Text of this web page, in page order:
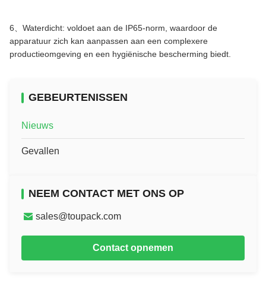
6、Waterdicht: voldoet aan de IP65-norm, waardoor de
apparatuur zich kan aanpassen aan een complexere
productieomgeving en een hygiënische bescherming biedt.
GEBEURTENISSEN
Nieuws
Gevallen
NEEM CONTACT MET ONS OP
sales@toupack.com
Contact opnemen